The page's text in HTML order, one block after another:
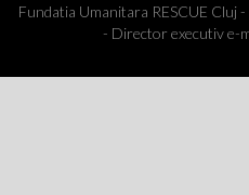
Fundatia Umanitara RESCUE Cluj
- Director executiv e-